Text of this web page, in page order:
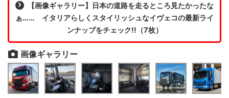
【画像ギャラリー】日本の道路を走るところ見たかったな
ぁ…… イタリアらしくスタイリッシュなイヴェコの最新ライ
ンナップをチェック!!（7枚）
画像ギャラリー